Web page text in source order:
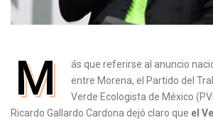
M
ás que referirse al anuncio
entre Morena, el Partido del
Verde Ecologista de México
Ricardo Gallardo Cardona dejó claro que el